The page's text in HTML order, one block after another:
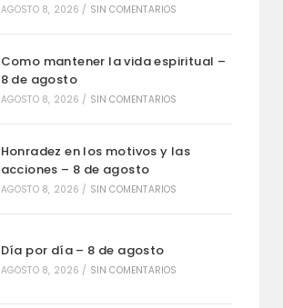
AGOSTO 8, 2026 / SIN COMENTARIOS
Como mantener la vida espiritual –
8 de agosto
AGOSTO 8, 2026 / SIN COMENTARIOS
Honradez en los motivos y las
acciones – 8 de agosto
AGOSTO 8, 2026 / SIN COMENTARIOS
Día por día – 8 de agosto
AGOSTO 8, 2026 / SIN COMENTARIOS